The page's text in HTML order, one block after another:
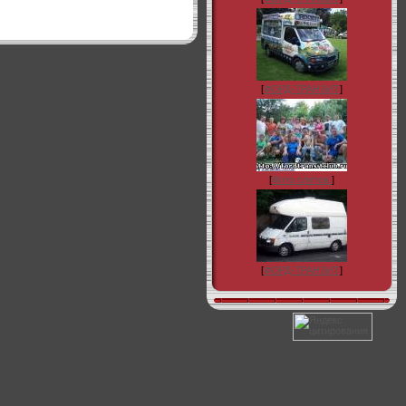
[ФОРД-ТРАНЗИТ]
[Фото слетов. ]
[ФОРД-ТРАНЗИТ]